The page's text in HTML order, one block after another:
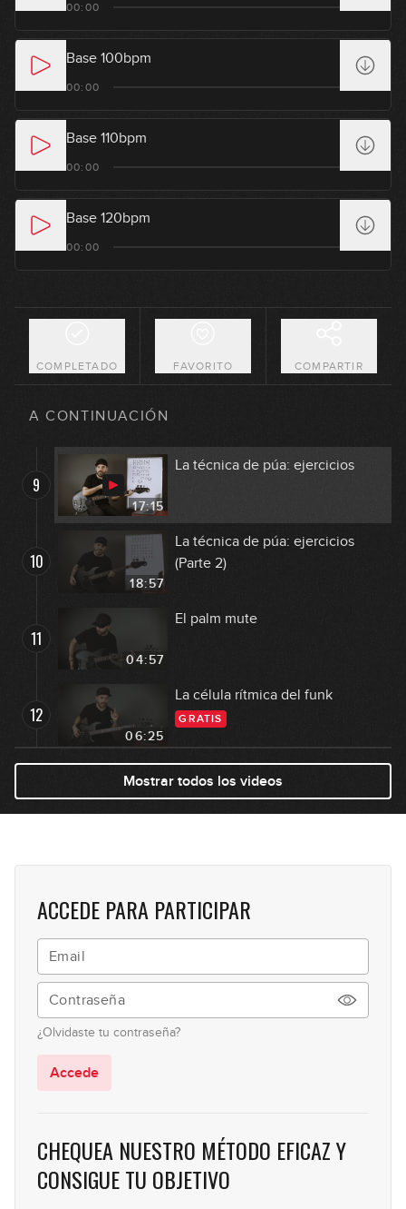
00:00
Base 100bpm
00:00
Base 110bpm
00:00
Base 120bpm
00:00
COMPLETADO FAVORITO COMPARTIR
A CONTINUACIÓN
3
17:03
07:57
6
Técnica de raking
8
La técnica de púa
9
17:15
La técnica de púa: ejercicios
10
18:57
La técnica de púa: ejercicios
(Parte 2)
11
04:57
El palm mute
12
06:25
La célula rítmica del funk
GRATIS
04:56
Ejercicio para mejorar la técnica
de mano derecha
14
15
Los Armónicos Naturales
16 GRATIS
Mostrar todos los videos
ACCEDE PARA PARTICIPAR
¿Olvidaste tu contraseña?
Accede
CHEQUEA NUESTRO MÉTODO EFICAZ Y
CONSIGUE TU OBJETIVO